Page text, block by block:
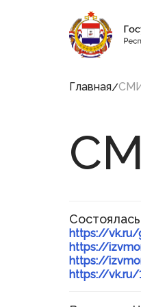
2:09:42
6 августа
Собрания
Заместители
Совет
Комитеты и
Фракции
Депутаты
Аппарат
Главная
https://vk.ru/
https://
https://
https://vk.ru/